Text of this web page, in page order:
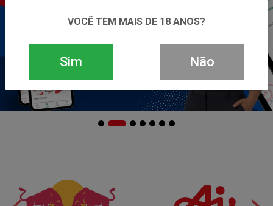
VOCÊ TEM MAIS DE 18 ANOS?
Sim Não